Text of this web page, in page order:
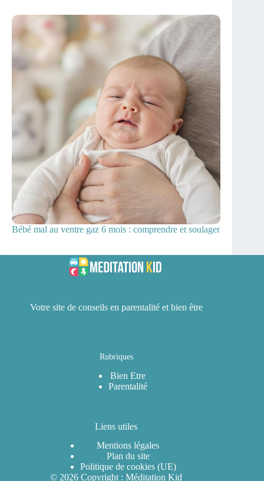
Bébé mal au ventre gaz 6 mois : comprendre et soulager
Votre site de conseils en parentalité et bien être
Rubriques
Bien Etre
Parentalité
Liens utiles
Mentions légales
Plan du site
Politique de cookies (UE)
© 2026 Copyright : Méditation Kid